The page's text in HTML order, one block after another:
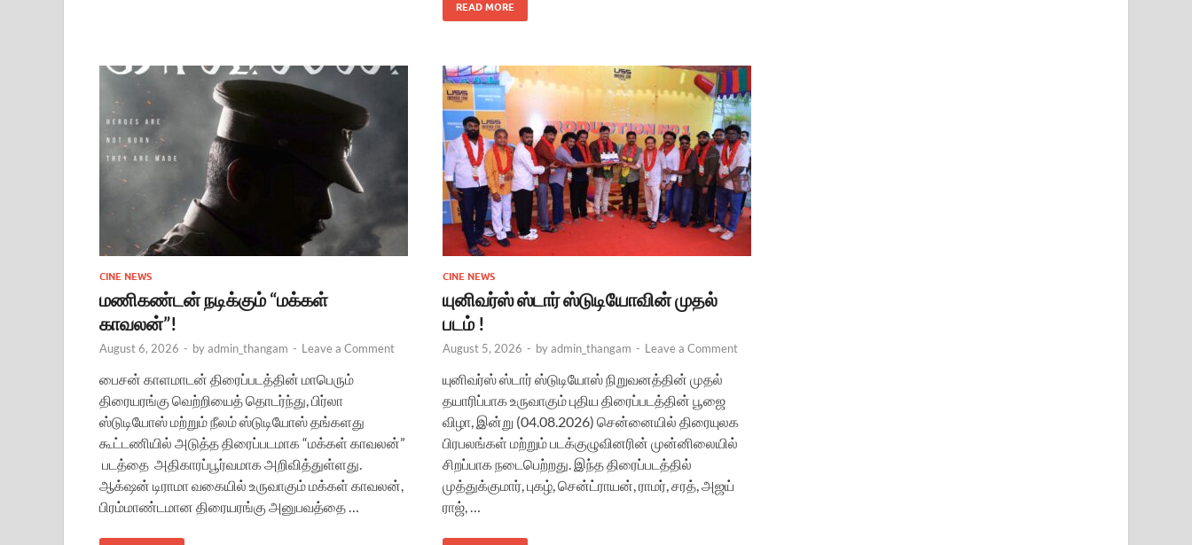
READ MORE
CINE NEWS
மணிகண்டன் நடிக்கும் “மக்கள்
காவலன்”!
August 6, 2026 - byadmin_thangam - Leave a Comment
பைசன் காளமாடன் திரைப்படத்தின் மாபெரும்
திரையரங்கு வெற்றியைத் தொடர்ந்து, பிர்லா
ஸ்டுடியோஸ் மற்றும் நீலம் ஸ்டுடியோஸ் தங்களது
கூட்டணியில் அடுத்த திரைப்படமாக “மக்கள் காவலன்”
படத்தை அதிகாரப்பூர்வமாக அறிவித்துள்ளது.
ஆக்‌ஷன் டிராமா வகையில் உருவாகும் மக்கள் காவலன்,
பிரம்மாண்டமான திரையரங்கு அனுபவத்தை …
CINE NEWS
யுனிவர்ஸ் ஸ்டார் ஸ்டுடியோவின் முதல்
படம் !
August 5, 2026 - byadmin_thangam - Leave a Comment
யுனிவர்ஸ் ஸ்டார் ஸ்டுடியோஸ் நிறுவனத்தின் முதல்
தயாரிப்பாக உருவாகும் புதிய திரைப்படத்தின் பூஜை
விழா, இன்று (04.08.2026) சென்னையில் திரையுலக
பிரபலங்கள் மற்றும் படக்குழுவினரின் முன்னிலையில்
சிறப்பாக நடைபெற்றது. இந்த திரைப்படத்தில்
முத்துக்குமார், புகழ், சென்ட்ராயன், ராமர், சரத், அஜய்
ராஜ், …